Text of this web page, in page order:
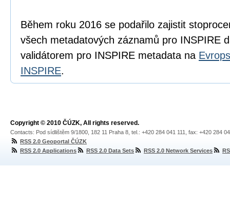
Během roku 2016 se podařilo zajistit
všech metadatových záznamů pro INSPIRE
validátorem pro INSPIRE metadata na
INSPIRE.
Copyright © 2010 ČÚZK, All rights reserved.
Contacts: Pod sídlištěm 9/1800, 182 11 Praha 8, tel.: +420 284 041 111, fax: +420 284
RSS 2.0 Geoportal ČÚZK
RSS 2.0 Applications
RSS 2.0 Data Sets RSS 2.0 Network Services